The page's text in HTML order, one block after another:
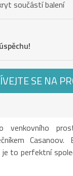
součástí balení
SE NA
venkovního
to perfektní